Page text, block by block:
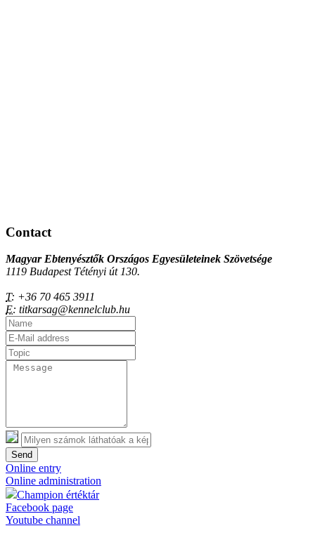
Contact
Magyar Ebtenyésztők Országos Egyesületeinek Szövetsége
1119 Budapest Tétényi út 130.
T: +36 70 465 3911
E: titkarsag@kennelclub.hu
Send
Online entry
Online administration
Champion értéktár
Facebook page
Youtube channel